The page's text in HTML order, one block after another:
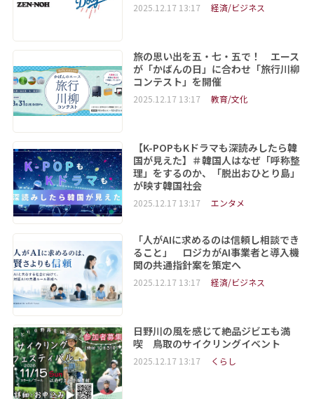
2025.12.17 13:17 経済/ビジネス
旅の思い出を五・七・五で！ エース
が「かばんの日」に合わせ「旅行川柳
コンテスト」を開催
2025.12.17 13:17 教育/文化
【K-POPもKドラマも深読みしたら韓
国が見えた】＃韓国人はなぜ「呼称整
理」をするのか、「脱出おひとり島」
が映す韓国社会
2025.12.17 13:17 エンタメ
「人がAIに求めるのは信頼し相談でき
ること」 ロジカがAI事業者と導入機
関の共通指針案を策定へ
2025.12.17 13:17 経済/ビジネス
日野川の風を感じて絶品ジビエも満
喫 鳥取のサイクリングイベント
2025.12.17 13:17 くらし